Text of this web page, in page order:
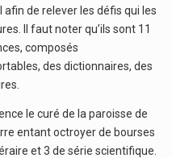
de relever les défis qui les
Il faut noter qu’ils sont 11
composés
des dictionnaires, des
le curé de la paroisse de
entant octroyer de bourses
et 3 de série scientifique.